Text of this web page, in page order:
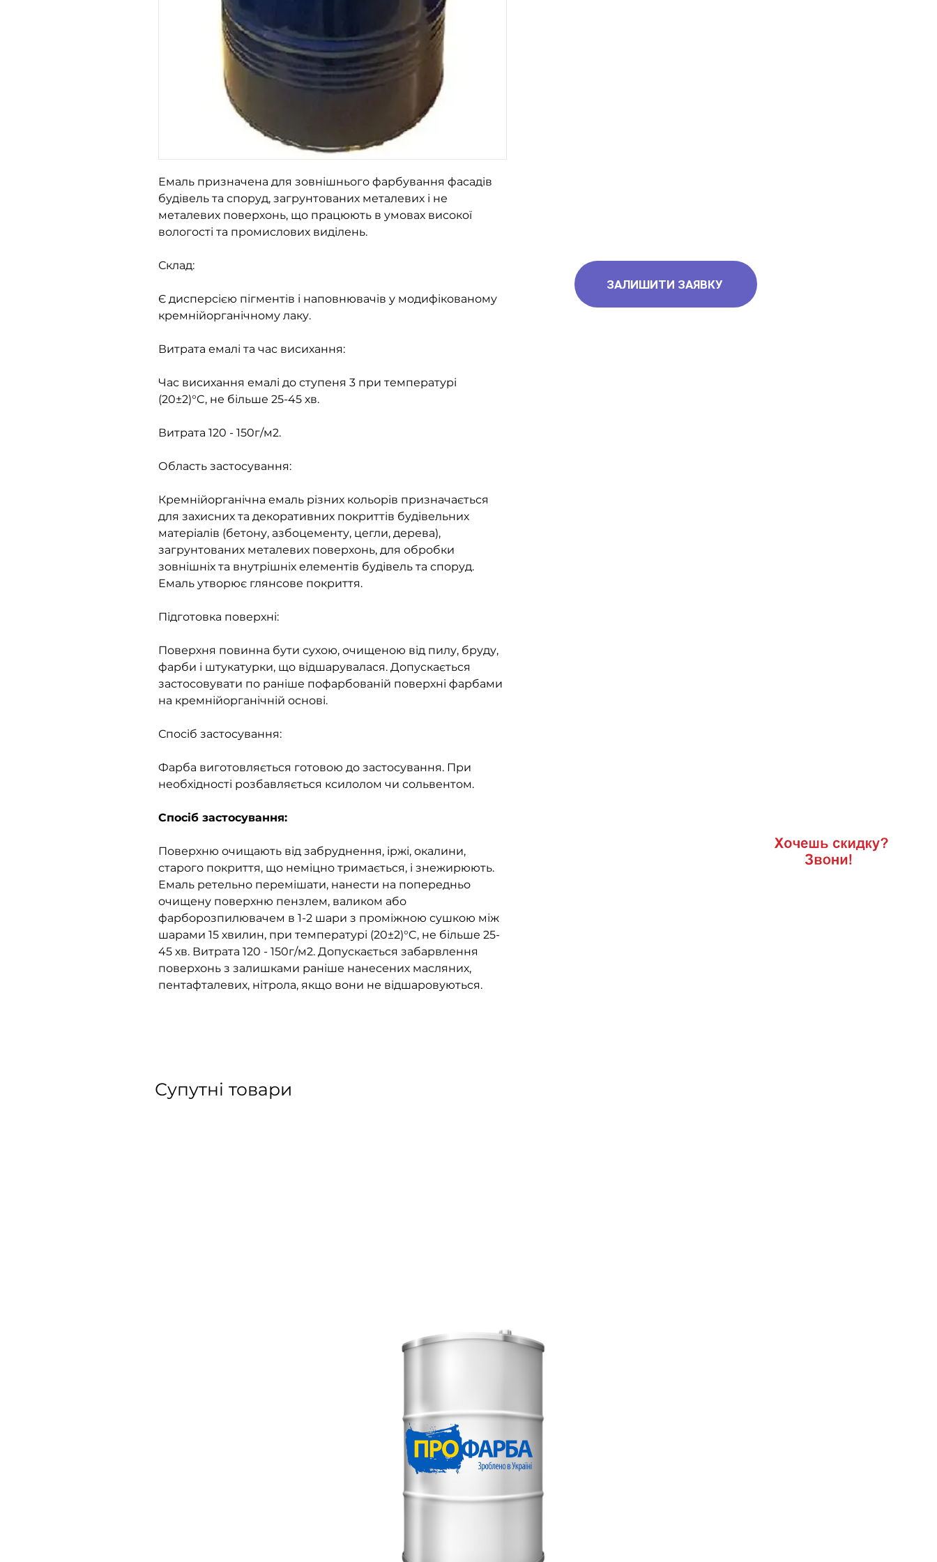
Емаль призначена для зовнішнього фарбування фасадів
будівель та споруд, загрунтованих металевих і не
металевих поверхонь, що працюють в умовах високої
вологості та промислових виділень.
Склад:
Є дисперсією пігментів і наповнювачів у модифікованому
кремнійорганічному лаку.
Витрата емалі та час висихання:
Час висихання емалі до ступеня 3 при температурі
(20±2)°C, не більше 25-45 хв.
Витрата 120 - 150г/м2.
Область застосування:
Кремнійорганічна емаль різних кольорів призначається
для захисних та декоративних покриттів будівельних
матеріалів (бетону, азбоцементу, цегли, дерева),
загрунтованих металевих поверхонь, для обробки
зовнішніх та внутрішніх елементів будівель та споруд.
Емаль утворює глянсове покриття.
Підготовка поверхні:
Поверхня повинна бути сухою, очищеною від пилу, бруду,
фарби і штукатурки, що відшарувалася. Допускається
застосовувати по раніше пофарбованій поверхні фарбами
на кремнійорганічній основі.
Спосіб застосування:
Фарба виготовляється готовою до застосування. При
необхідності розбавляється ксилолом чи сольвентом.
Спосіб застосування:
Поверхню очищають від забруднення, іржі, окалини,
старого покриття, що неміцно тримається, і знежирюють.
Емаль ретельно перемішати, нанести на попередньо
очищену поверхню пензлем, валиком або
фарборозпилювачем в 1-2 шари з проміжною сушкою між
шарами 15 хвилин, при температурі (20±2)°C, не більше 25-
45 хв. Витрата 120 - 150г/м2. Допускається забарвлення
поверхонь з залишками раніше нанесених масляних,
пентафталевих, нітрола, якщо вони не відшаровуються.
ЗАЛИШИТИ ЗАЯВКУ
Супутні товари